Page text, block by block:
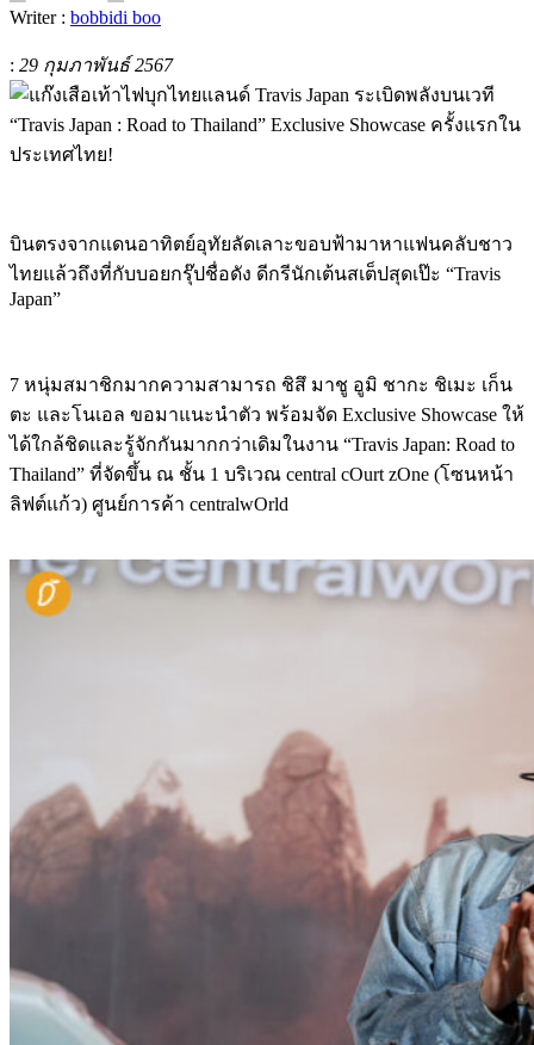
Writer : bobbidi boo
: 29 กุมภาพันธ์ 2567
บินตรงจากแดนอาทิตย์อุทัยลัดเลาะขอบฟ้ามาหาแฟนคลับชาว
ไทยแล้วถึงที่กับบอยกรุ๊ปชื่อดัง ดีกรีนักเต้นสเต็ปสุดเป๊ะ “Travis
Japan”
7 หนุ่มสมาชิกมากความสามารถ ชิสึ มาชู อูมิ ชากะ ชิเมะ เก็น
ตะ และโนเอล ขอมาแนะนำตัว พร้อมจัด Exclusive Showcase ให้
ได้ใกล้ชิดและรู้จักกันมากกว่าเดิมในงาน “Travis Japan: Road to
Thailand” ที่จัดขึ้น ณ ชั้น 1 บริเวณ central cOurt zOne (โซนหน้า
ลิฟต์แก้ว) ศูนย์การค้า centralwOrld